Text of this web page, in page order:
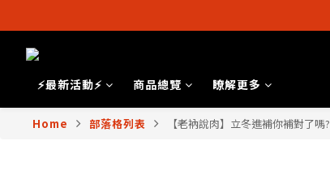
⚡最新活動⚡ 商品總覽 瞭解更多
Home 部落格列表 【老衲說肉】立冬進補你補對了嗎?